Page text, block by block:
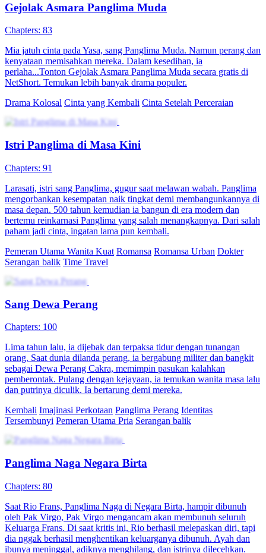
Gejolak Asmara Panglima Muda
Chapters: 83
Mia jatuh cinta pada Yasa, sang Panglima Muda. Namun perang dan
kenyataan memisahkan mereka. Dalam kesedihan, ia
perlaha...Tonton Gejolak Asmara Panglima Muda secara gratis di
NetShort. Temukan lebih banyak drama populer.
Drama Kolosal Cinta yang Kembali Cinta Setelah Perceraian
Istri Panglima di Masa Kini
Chapters: 91
Larasati, istri sang Panglima, gugur saat melawan wabah. Panglima
mengorbankan kesempatan naik tingkat demi membangunkannya di
masa depan. 500 tahun kemudian ia bangun di era modern dan
bertemu reinkarnasi Panglima yang salah menangkapnya. Dari salah
paham jadi cinta, ingatan lama pun kembali.
Pemeran Utama Wanita Kuat Romansa Romansa Urban Dokter
Serangan balik Time Travel
Sang Dewa Perang
Chapters: 100
Lima tahun lalu, ia dijebak dan terpaksa tidur dengan tunangan
orang. Saat dunia dilanda perang, ia bergabung militer dan bangkit
sebagai Dewa Perang Cakra, memimpin pasukan kalahkan
pemberontak. Pulang dengan kejayaan, ia temukan wanita masa lalu
dan putrinya diculik. Ia bertarung demi mereka.
Kembali Imajinasi Perkotaan Panglima Perang Identitas
Tersembunyi Pemeran Utama Pria Serangan balik
Panglima Naga Negara Birta
Chapters: 80
Saat Rio Frans, Panglima Naga di Negara Birta, hampir dibunuh
oleh Pak Virgo, Pak Virgo mengancam akan membunuh seluruh
Keluarga Frans. Di saat kritis ini, Rio berhasil melepaskan diri, tapi
dia nggak berhasil menghentikan keluarganya dibunuh. Ayah dan
ibunya meninggal, adiknya menghilang, dan istrinya dilecehkan.